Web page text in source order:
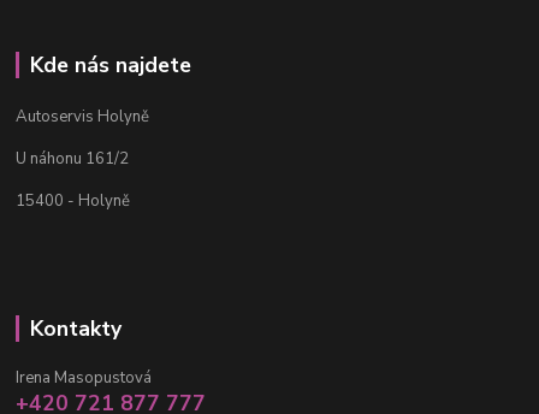
Kde nás najdete
Autoservis Holyně
U náhonu 161/2
15400 - Holyně
Kontakty
Irena Masopustová
+420 721 877 777